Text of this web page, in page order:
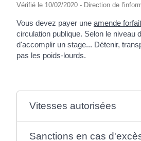
Vérifié le 10/02/2020 - Direction de
Vous devez payer une amende
circulation publique. Selon le
d'accomplir un stage... Détenir,
pas les poids-lourds.
Vitesses autorisées
Sanctions en cas